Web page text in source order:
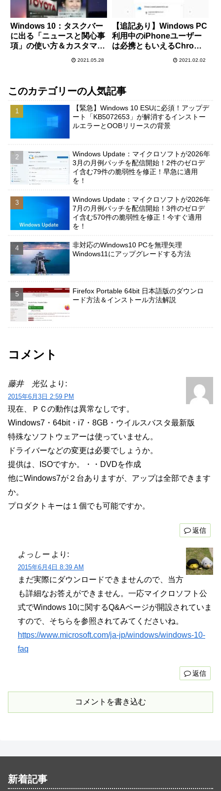
Windows 10：タスクバー
に出る「ニュースと関心事
項」の使い方＆カスタマイ
2021.05.28
【追記あり】Windows PC
利用中のiPhoneユーザー
は必携ともいえるChrome
2021.02.02
このカテゴリーの人気記事
【緊急】Windows 10 ESUに必須！アップデ
ート「KB5072653」が解消するインストー
ルエラーとOOBリリースの背景
Windows Update：マイクロソフトが2026年
3月の月例パッチを配信開始！2件のゼロデ
イ含む79件の脆弱性を修正！早急に適用
を！
Windows Update：マイクロソフトが2026年
7月の月例パッチを配信開始！3件のゼロデ
イ含む570件の脆弱性を修正！今すぐ適用
を！
非対応のWindows10 PCを無理矢理
Windows11にアップグレードする方法
Firefox Portable 64bit 日本語版のダウンロ
ード方法＆インストール方法解説
コメント
藤井 光弘 より:
2015年6月3日 2:59 PM
現在、ＰＣの動作は異常なしです。
Windows7・64bit・i7・8GB・ウイルスバスタ最新版
特殊なソフトウェアーは使っていません。
ドライバーなどの変更は必要でしょうか。
提供は、ISOですか。・・DVDを作成
他にWindows7が２台ありますが、アップは全部できます
か。
プロダクトキーは１個でも可能ですか。
返信
よっしー より:
2015年6月4日 8:39 AM
まだ実際にダウンロードできませんので、当方
も詳細なお答えができません。一応マイクロソフト公
式でWindows 10に関するQ&Aページが開設されていま
すので、そちらを参照されてみてくださいね。
https://www.microsoft.com/ja-jp/windows/windows-10-
faq
返信
コメントを書き込む
新着記事